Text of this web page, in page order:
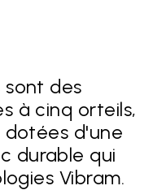
sont des
à cinq orteils,
dotées d'une
durable qui
Vibram.